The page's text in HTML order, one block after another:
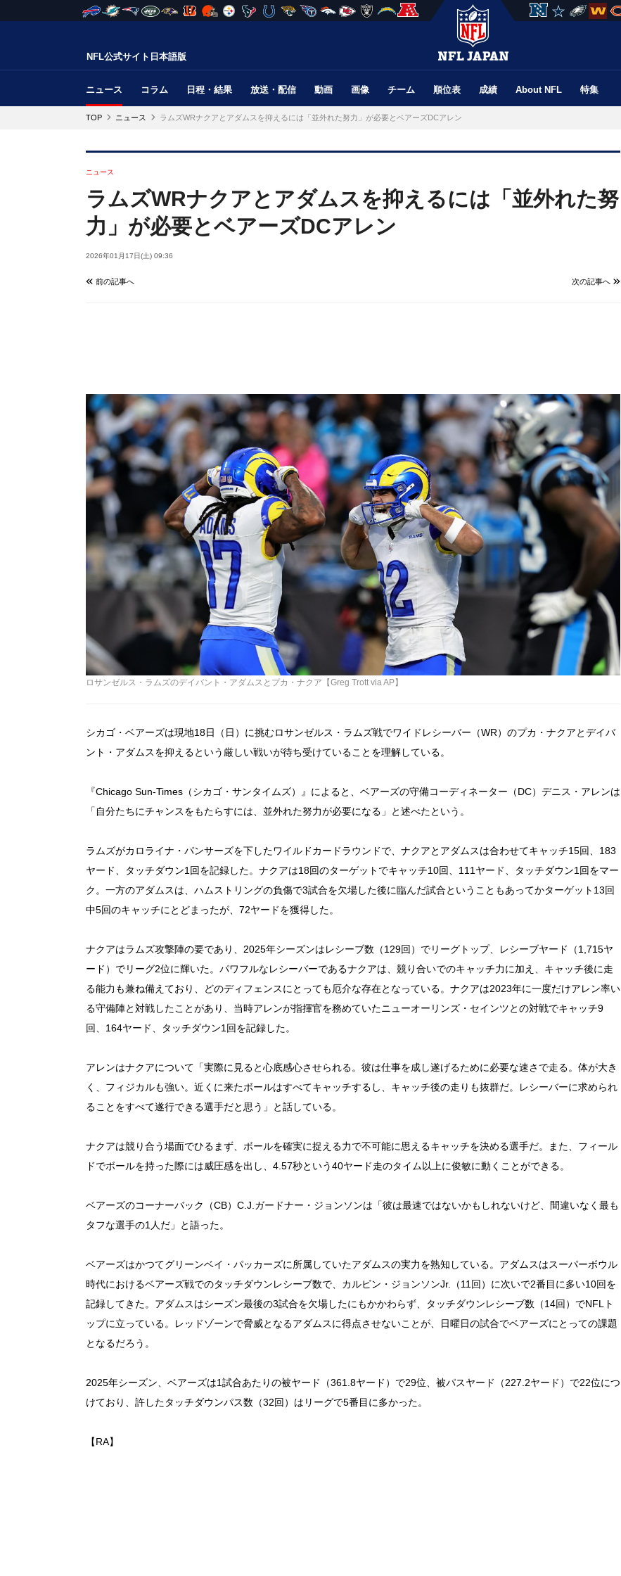
NFL公式サイト日本語版
ニュース コラム 日程・結果 放送・配信 動画 画像 チーム 順位表 成績 About NFL 特集
TOP ニュース ラムズWRナクアとアダムスを抑えるには「並外れた努力」が必要とベアーズDCアレン
ニュース
ラムズWRナクアとアダムスを抑えるには「並外れた努
力」が必要とベアーズDCアレン
2026年01月17日(土) 09:36
前の記事へ 次の記事へ
ロサンゼルス・ラムズのデイバント・アダムスとプカ・ナクア【Greg Trott via AP】
シカゴ・ベアーズは現地18日（日）に挑むロサンゼルス・ラムズ戦でワイドレシーバー（WR）のプカ・ナクアとデイバ
ント・アダムスを抑えるという厳しい戦いが待ち受けていることを理解している。
『Chicago Sun-Times（シカゴ・サンタイムズ）』によると、ベアーズの守備コーディネーター（DC）デニス・アレンは
「自分たちにチャンスをもたらすには、並外れた努力が必要になる」と述べたという。
ラムズがカロライナ・パンサーズを下したワイルドカードラウンドで、ナクアとアダムスは合わせてキャッチ15回、183
ヤード、タッチダウン1回を記録した。ナクアは18回のターゲットでキャッチ10回、111ヤード、タッチダウン1回をマー
ク。一方のアダムスは、ハムストリングの負傷で3試合を欠場した後に臨んだ試合ということもあってかターゲット13回
中5回のキャッチにとどまったが、72ヤードを獲得した。
ナクアはラムズ攻撃陣の要であり、2025年シーズンはレシーブ数（129回）でリーグトップ、レシーブヤード（1,715ヤ
ード）でリーグ2位に輝いた。パワフルなレシーバーであるナクアは、競り合いでのキャッチ力に加え、キャッチ後に走
る能力も兼ね備えており、どのディフェンスにとっても厄介な存在となっている。ナクアは2023年に一度だけアレン率い
る守備陣と対戦したことがあり、当時アレンが指揮官を務めていたニューオーリンズ・セインツとの対戦でキャッチ9
回、164ヤード、タッチダウン1回を記録した。
アレンはナクアについて「実際に見ると心底感心させられる。彼は仕事を成し遂げるために必要な速さで走る。体が大き
く、フィジカルも強い。近くに来たボールはすべてキャッチするし、キャッチ後の走りも抜群だ。レシーバーに求められ
ることをすべて遂行できる選手だと思う」と話している。
ナクアは競り合う場面でひるまず、ボールを確実に捉える力で不可能に思えるキャッチを決める選手だ。また、フィール
ドでボールを持った際には威圧感を出し、4.57秒という40ヤード走のタイム以上に俊敏に動くことができる。
ベアーズのコーナーバック（CB）C.J.ガードナー・ジョンソンは「彼は最速ではないかもしれないけど、間違いなく最も
タフな選手の1人だ」と語った。
ベアーズはかつてグリーンベイ・パッカーズに所属していたアダムスの実力を熟知している。アダムスはスーパーボウル
時代におけるベアーズ戦でのタッチダウンレシーブ数で、カルビン・ジョンソンJr.（11回）に次いで2番目に多い10回を
記録してきた。アダムスはシーズン最後の3試合を欠場したにもかかわらず、タッチダウンレシーブ数（14回）でNFLト
ップに立っている。レッドゾーンで脅威となるアダムスに得点させないことが、日曜日の試合でベアーズにとっての課題
となるだろう。
2025年シーズン、ベアーズは1試合あたりの被ヤード（361.8ヤード）で29位、被パスヤード（227.2ヤード）で22位につ
けており、許したタッチダウンパス数（32回）はリーグで5番目に多かった。
【RA】